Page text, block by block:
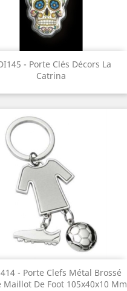
- Porte Clés Décors La
Catrina
Aperçu rapide
- Porte Clefs Métal Brossé
Maillot De Foot 105x40x10 Mm
Aperçu rapide